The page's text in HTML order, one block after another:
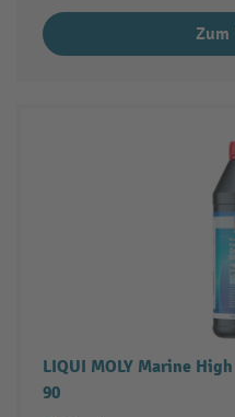
Zum
LIQUI MOLY Marine
90